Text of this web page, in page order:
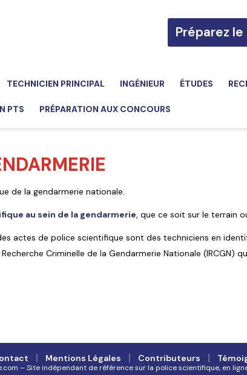
Préparez
TECHNICIEN PRINCIPAL INGÉNIEUR ÉTUDES
PTS PRÉPARATION AUX CONCOURS
de la gendarmerie nationale.
au sein de la gendarmerie, que ce soit sur le terrain
actes de police scientifique sont des techniciens en
Criminelle de la Gendarmerie Nationale (IRCGN)
Mentions Légales Contributeurs
– Site indépendant de référence sur la police scientifique, en